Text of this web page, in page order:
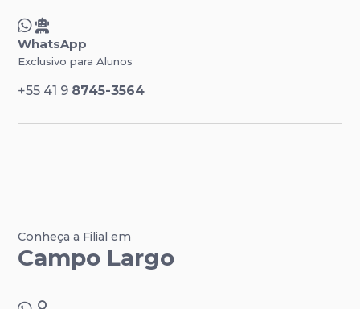
WhatsApp
Exclusivo para Alunos
+55 41 9 8745-3564
Conheça a Filial em
Campo Largo